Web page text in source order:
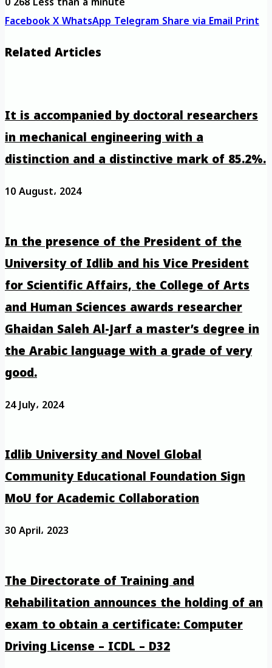
FacebookXWhatsAppTelegramShare via EmailPrint
Related Articles
It is accompanied by doctoral researchers
in mechanical engineering with a
distinction and a distinctive mark of 85.2%.
10 August، 2024
In the presence of the President of the
University of Idlib and his Vice President
for Scientific Affairs, the College of Arts
and Human Sciences awards researcher
Ghaidan Saleh Al-Jarf a master’s degree in
the Arabic language with a grade of very
good.
24 July، 2024
Idlib University and Novel Global
Community Educational Foundation Sign
MoU for Academic Collaboration
30 April، 2023
The Directorate of Training and
Rehabilitation announces the holding of an
exam to obtain a certificate: Computer
Driving License – ICDL – D32